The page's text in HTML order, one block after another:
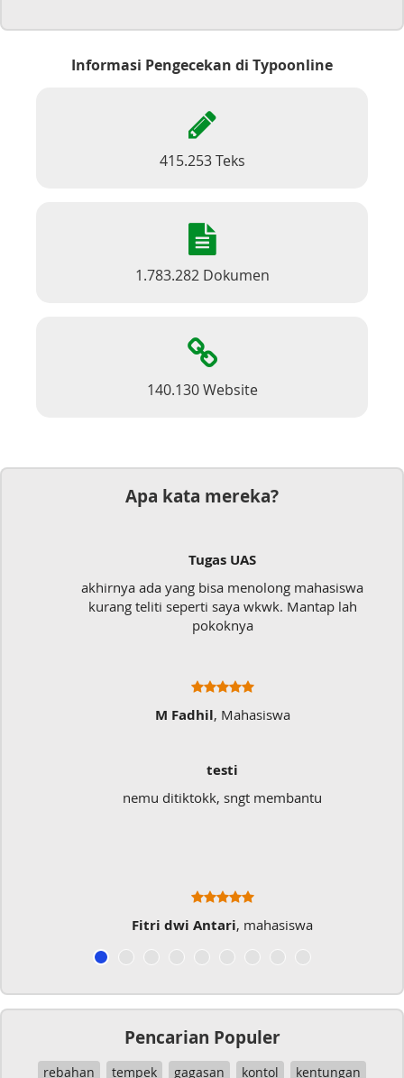
Informasi Pengecekan di Typoonline
415.253 Teks
1.783.282 Dokumen
140.130 Website
Apa kata mereka?
Tugas UAS
akhirnya ada yang bisa menolong mahasiswa
kurang teliti seperti saya wkwk. Mantap lah
pokoknya
M Fadhil, Mahasiswa
testi
nemu ditiktokk, sngt membantu
Fitri dwi Antari, mahasiswa
Pencarian Populer
rebahan tempek gagasan kontol kentungan